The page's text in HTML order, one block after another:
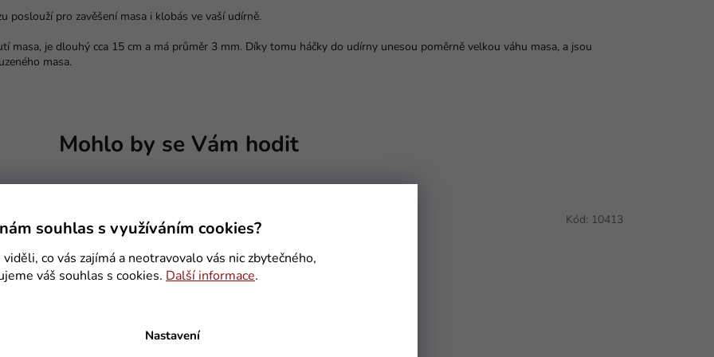
souhlas s využíváním cookies?
co vás zajímá a neotravovalo vás nic zbytečného,
váš souhlas s cookies. Další informace.
Nastavení
poslouží pro zavěšení masa i klobás ve vaší udírně.
masa, je dlouhý cca 15 cm a má průměr 3 mm. Díky tomu háčky do udírny unesou poměrně velkou váhu masa, a jsou
masa.
Mohlo by se Vám hodit
10041/S T Kód: 10413